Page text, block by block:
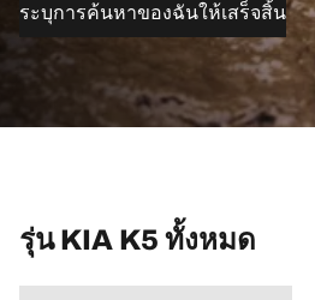
ระบุการค้นหาของฉันให้เสร็จสิ้น
รุ่น KIA K5 ทั้งหมด